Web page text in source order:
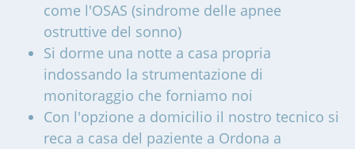
come l'OSAS (sindrome delle apnee
ostruttive del sonno)
Si dorme una notte a casa propria
indossando la strumentazione di
monitoraggio che forniamo noi
Con l'opzione a domicilio il nostro tecnico si
reca a casa del paziente a Ordona a